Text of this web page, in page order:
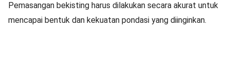
Pemasangan bekisting harus dilakukan secara akurat untuk
mencapai bentuk dan kekuatan pondasi yang diinginkan.